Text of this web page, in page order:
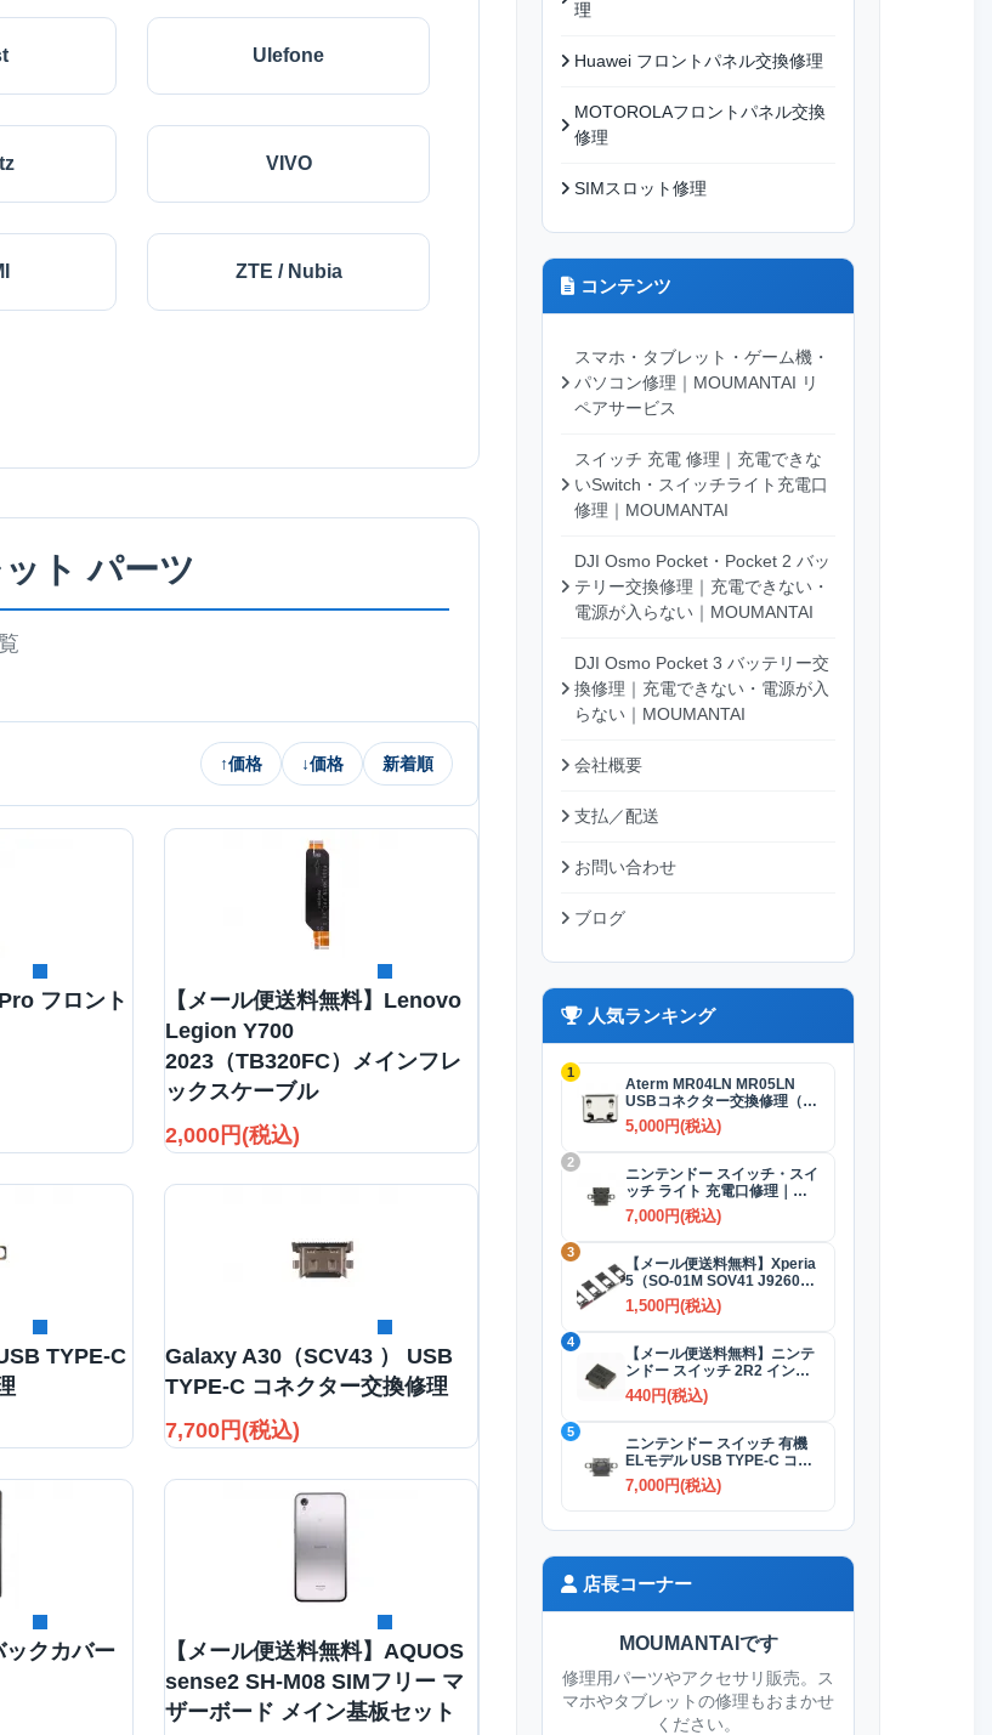
Ulefone
VIVO
ZTE / Nubia
ト パーツ
↑価格 ↓価格 新着順
フロント
【メール便送料無料】Lenovo
Legion Y700
2023（TB320FC）メインフレ
ックスケーブル
2,000円(税込)
TYPE-C
Galaxy A30（SCV43 ） USB
TYPE-C コネクター交換修理
7,700円(税込)
クカバー
【メール便送料無料】AQUOS
sense2 SH-M08 SIMフリー マ
ザーボード メイン基板セット
理
Huawei フロントパネル交換修理
MOTOROLAフロントパネル交換
修理
SIMスロット修理
コンテンツ
スマホ・タブレット・ゲーム機・
パソコン修理｜MOUMANTAI リ
ペアサービス
スイッチ 充電 修理｜充電できな
いSwitch・スイッチライト充電口
修理｜MOUMANTAI
DJI Osmo Pocket・Pocket 2 バッ
テリー交換修理｜充電できない・
電源が入らない｜MOUMANTAI
DJI Osmo Pocket 3 バッテリー交
換修理｜充電できない・電源が入
らない｜MOUMANTAI
会社概要
支払／配送
お問い合わせ
ブログ
人気ランキング
1
Aterm MR04LN MR05LN
USBコネクター交換修理（充
電）
5,000円(税込)
2
ニンテンドー スイッチ・スイ
ッチ ライト 充電口修理｜
USB-Cコネクター 交換修理
7,000円(税込)
3
【メール便送料無料】Xperia
5（SO-01M SOV41 J9260）
SIMカードトレイ 全4色
1,500円(税込)
4
【メール便送料無料】ニンテ
ンドー スイッチ 2R2 インダ
クタ(コイル)
440円(税込)
5
ニンテンドー スイッチ 有機
ELモデル USB TYPE-C コネ
クター交換修理
7,000円(税込)
店長コーナー
MOUMANTAIです
修理用パーツやアクセサリ販売。ス
マホやタブレットの修理もおまかせ
ください。